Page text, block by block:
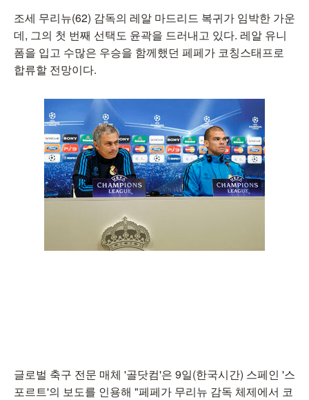
조세 무리뉴(62) 감독의 레알 마드리드 복귀가 임박한 가운
데, 그의 첫 번째 선택도 윤곽을 드러내고 있다. 레알 유니
폼을 입고 수많은 우승을 함께했던 페페가 코칭스태프로
합류할 전망이다.
글로벌 축구 전문 매체 '골닷컴'은 9일(한국시간) 스페인 '스
포르트'의 보도를 인용해 "페페가 무리뉴 감독 체제에서 코